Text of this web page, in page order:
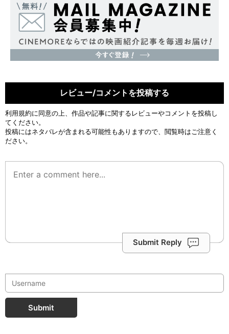
レビュー/コメントを投稿する
利用規約に同意の上、作品や記事に関するレビューやコメントを投稿し
てください。
投稿にはネタバレが含まれる可能性もありますので、閲覧時はご注意く
ださい。
Submit Reply
Submit